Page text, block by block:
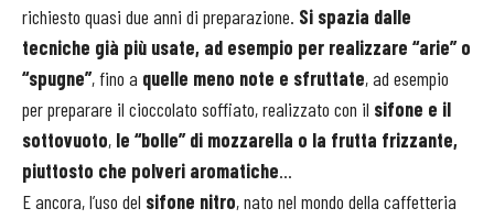
richiesto quasi due anni di preparazione. Si spazia dalle
tecniche già più usate, ad esempio per realizzare “arie” o
“spugne”, fino a quelle meno note e sfruttate, ad esempio
per preparare il cioccolato soffiato, realizzato con il sifone e il
sottovuoto, le “bolle” di mozzarella o la frutta frizzante,
piuttosto che polveri aromatiche…
E ancora, l’uso del sifone nitro, nato nel mondo della caffetteria